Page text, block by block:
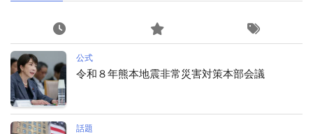
公式
令和８年熊本地震非常災害対策本部会議
話題